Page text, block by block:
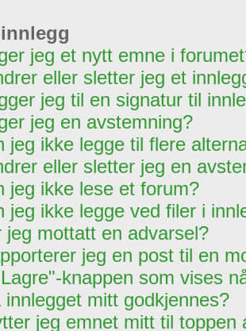
jeg et nytt emne i
eller sletter jeg et
jeg til en signatur til
jeg en avstemning?
jeg ikke legge til flere
eller sletter jeg en
jeg ikke lese et forum?
jeg ikke legge ved filer i
jeg mottatt en advarsel?
jeg en post til en
knappen som vises
innlegget mitt godkjennes?
jeg emnet mitt til toppen